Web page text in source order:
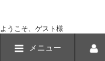
ようこそ、ゲスト様
メニュー